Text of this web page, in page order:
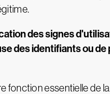
des signes
des identifiants ou de
fonction essentielle de